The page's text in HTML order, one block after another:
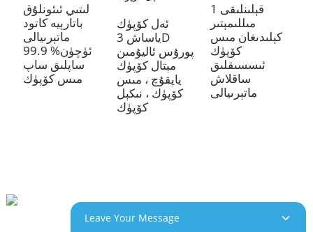
لىتىي ئىئونلۇق
باتارېيە كاتود
ماتېرىيالى
ئۈچۈن% 99.9
ساپلىق ساپ
مىس كۆپۈك
ئەل كۆپۈك
ياساش 3D
پورۇس ئاليۇمىن
مېتال كۆپۈك
ياپقۇچ ، مىس
كۆپۈك ، نىكېل
كۆپۈك
قېلىنلىقى 1
مىللىمېتىر
كېلىدىغان مىس
كۆپۈك
ئىسسىقلىق
ساقلاش
ماتېرىيالى
بېيخەي سانائەت باغچىسى ، چاڭخۇڭ Rd 280 # ، جياڭشى جۇڭگو جيۇجياڭ شەھىرى
Leave Your Message